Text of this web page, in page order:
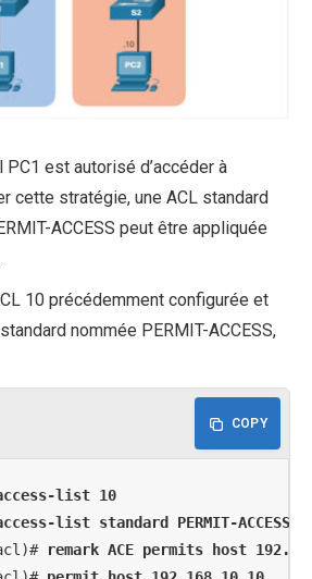
est autorisé d’accéder à
cette stratégie, une ACL standard
ACCESS peut être appliquée
10 précédemment configurée et
nommée PERMIT-ACCESS,
COPY
list 10
list standard PERMIT-ACCESS
remark ACE permits host